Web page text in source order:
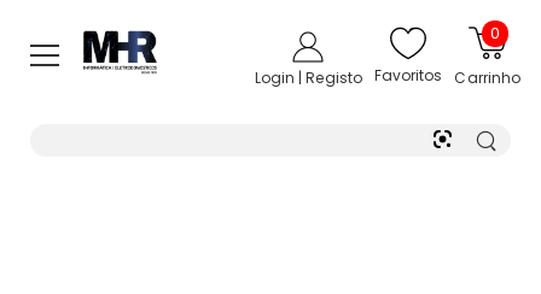
Login | Registo Favoritos
0
Carrinho